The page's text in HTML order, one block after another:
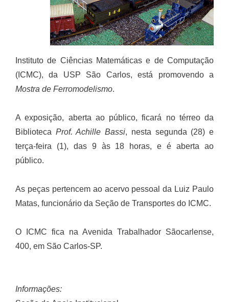
Instituto de Ciências Matemáticas e de Computação
(ICMC), da USP São Carlos, está promovendo a
Mostra de Ferromodelismo.
A exposição, aberta ao público, ficará no térreo da
Biblioteca Prof. Achille Bassi, nesta segunda (28) e
terça-feira (1), das 9 às 18 horas, e é aberta ao
público.
As peças pertencem ao acervo pessoal da Luiz Paulo
Matas, funcionário da Seção de Transportes do ICMC.
O ICMC fica na Avenida Trabalhador Sãocarlense,
400, em São Carlos-SP.
Informações: